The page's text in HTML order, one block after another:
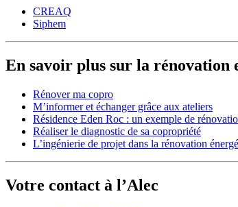
CREAQ
Siphem
En savoir plus sur la rénovation
Rénover ma copro
M’informer et échanger grâce aux ateliers
Résidence Eden Roc : un exemple de
Réaliser le diagnostic de sa copropriété
L’ingénierie de projet dans la rénovation
Votre contact à l’Alec